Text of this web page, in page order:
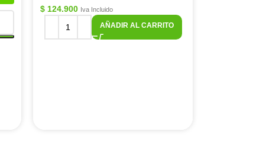
$ 124.900 Iva Incluido
AÑADIR AL CARRITO